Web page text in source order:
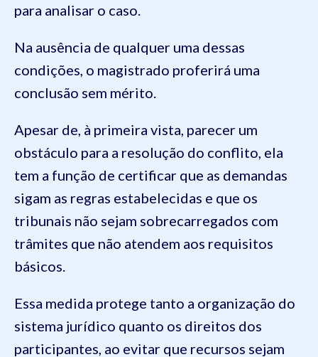
para analisar o caso.
Na ausência de qualquer uma dessas
condições, o magistrado proferirá uma
conclusão sem mérito.
Apesar de, à primeira vista, parecer um
obstáculo para a resolução do conflito, ela
tem a função de certificar que as demandas
sigam as regras estabelecidas e que os
tribunais não sejam sobrecarregados com
trâmites que não atendem aos requisitos
básicos.
Essa medida protege tanto a organização do
sistema jurídico quanto os direitos dos
participantes, ao evitar que recursos sejam